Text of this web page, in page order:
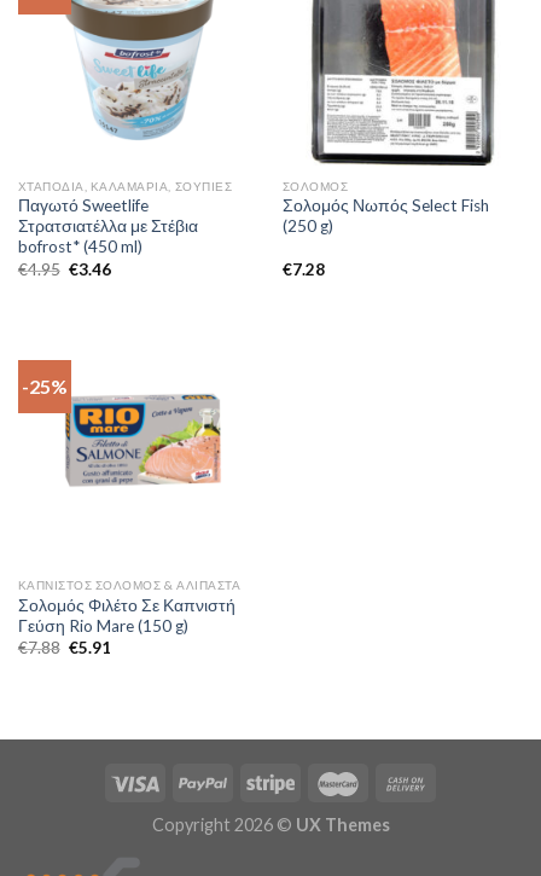
ΧΤΑΠΌΔΙΑ, ΚΑΛΑΜΆΡΙΑ, ΣΟΥΠΙΈΣ
Παγωτό Sweetlife
Στρατσιατέλλα με Στέβια
bofrost* (450 ml)
€4.95 €3.46
ΣΟΛΟΜΌΣ
Σολομός Νωπός Select Fish
(250 g)
€7.28
-25%
ΚΑΠΝΙΣΤΌΣ ΣΟΛΟΜΌΣ & ΑΛΊΠΑΣΤΑ
Σολομός Φιλέτο Σε Καπνιστή
Γεύση Rio Mare (150 g)
€7.88 €5.91
Copyright 2026 © UX Themes